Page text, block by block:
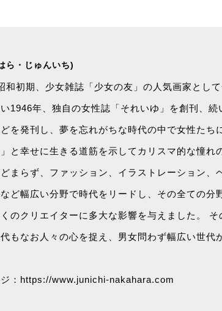
ら・じゅんいち)
和初期、少女雑誌「少女の友」の人気画家とし
1946年、独自の女性誌「それいゆ」を創刊、続
を発刊し、夢を忘れがちな時代の中で女性たち
と幸せに生きる道筋を示してカリスマ的な憧れ
まらず、ファッション、イラストレーション、
ど幅広い分野で時代をリードし、その全ての分
のクリエイターに多大な影響を与えました。
もなお人々の心を捉え、男女問わず幅広い世代
：https://www.junichi-nakahara.com